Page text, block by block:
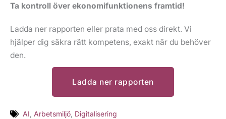
Ta kontroll över ekonomifunktionens framtid!
Ladda ner rapporten eller prata med oss direkt. Vi
hjälper dig säkra rätt kompetens, exakt när du behöver
den.
Ladda ner rapporten
AI Arbetsmiljö Digitalisering